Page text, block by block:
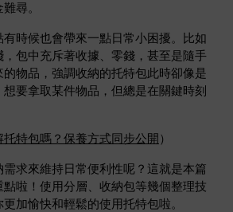
尋。
時候也會帶來一點日常小困擾。比如
包中充斥著收據、零錢，甚至是隨手
物品，強調收納的托特包此時卻像是
要拿取某件物品，但總是在關鍵時刻
托特包嗎？保養方式同步公開 ）
求來維持日常便利性呢？這就是本篇
啦！使用分層、收納包等幾個整理技
加愉快和輕鬆的使用托特包啦。